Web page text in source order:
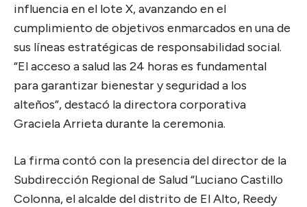
influencia en el lote X, avanzando en el
cumplimiento de objetivos enmarcados en una de
sus líneas estratégicas de responsabilidad social.
“El acceso a salud las 24 horas es fundamental
para garantizar bienestar y seguridad a los
alteños”, destacó la directora corporativa
Graciela Arrieta durante la ceremonia.
La firma contó con la presencia del director de la
Subdirección Regional de Salud “Luciano Castillo
Colonna, el alcalde del distrito de El Alto, Reedy